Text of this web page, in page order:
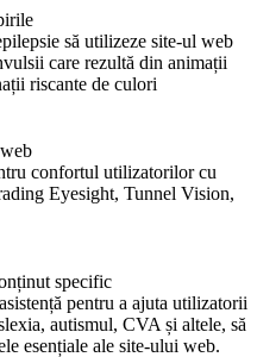
să utilizeze site-ul web
care rezultă din animații
riscante de culori
confortul utilizatorilor cu
Eyesight, Tunnel Vision,
specific
pentru a ajuta utilizatorii
autismul, CVA și altele, să
esențiale ale site-ului web.